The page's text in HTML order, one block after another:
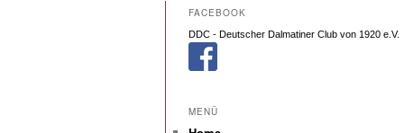
FACEBOOK
DDC - Deutscher Dalmatiner Club von 1920 e.V.
MENÜ